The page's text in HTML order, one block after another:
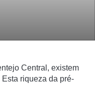
Central, existem
riqueza da pré-